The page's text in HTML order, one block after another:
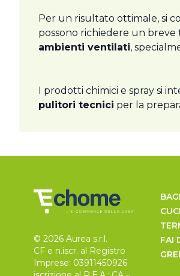
Per un risultato ottimale, si
possono richiedere un
ambienti ventilati,
I prodotti chimici e spray si
pulitori tecnici per la
© 2026 Aurea s.r.l.
CF e n.iscr. al Registro
Imprese: 03911450926
FAI